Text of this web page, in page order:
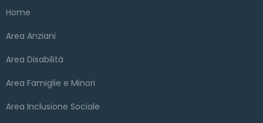
Home
Area Anziani
Area Disabilità
Area Famiglie e Minori
Area Inclusione Sociale